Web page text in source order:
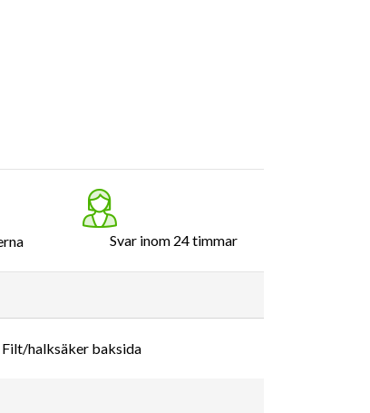
Svar inom 24 timmar
Filt/halksäker baksida